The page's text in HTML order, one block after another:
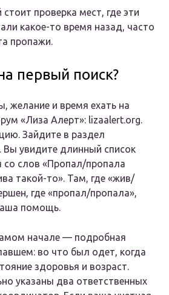
проверка мест, где эти
какое-то время назад, часто
пропажи.
первый поиск?
желание и время ехать на
«Лиза Алерт»: lizaalert.org.
Зайдите в раздел
Вы увидите длинный список
слов «Пропал/пропала
такой-то». Там, где «жив/
где «пропал/пропала»,
помощь.
начале — подробная
во что был одет, когда
здоровья и возраст.
указаны два ответственных